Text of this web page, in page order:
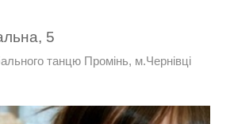
5
танцю Промінь, м.Чернівці